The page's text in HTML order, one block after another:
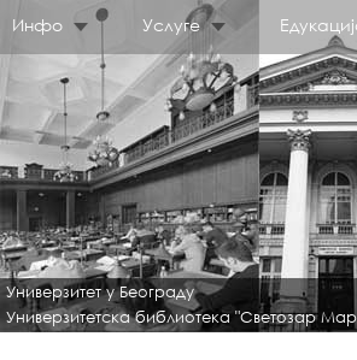
Инфо Услуге
Универзитет у Београду
Универзитетска библиотека "Светозар